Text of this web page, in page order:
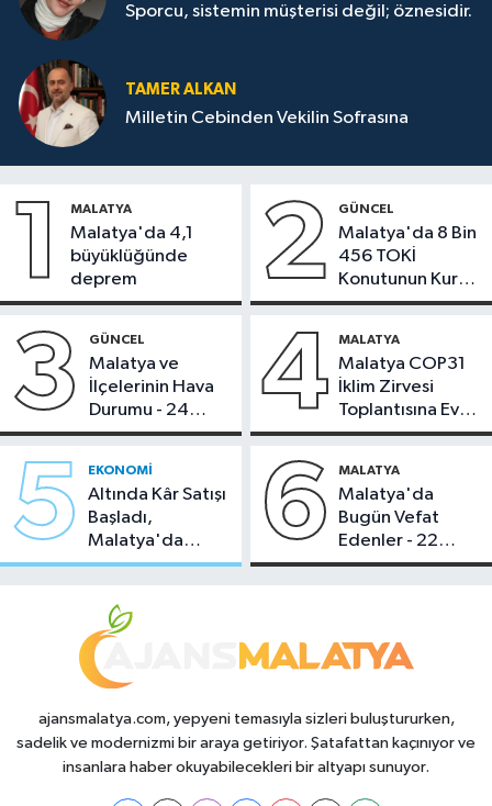
Sporcu, sistemin müşterisi değil; öznesidir.
TAMER ALKAN
Milletin Cebinden Vekilin Sofrasına
1 MALATYA
Malatya'da 4,1
büyüklüğünde
deprem
2 GÜNCEL
Malatya'da 8 Bin
456 TOKİ
Konutunun Kurası
Bugün Çekiliyor
3 GÜNCEL
Malatya ve
İlçelerinin Hava
Durumu - 24
Temmuz 2026
4 MALATYA
Malatya COP31
İklim Zirvesi
Toplantısına Ev
Sahipliği Yaptı
5 EKONOMI
Altında Kâr Satışı
Başladı,
Malatya'da
Makas Ne
6 MALATYA
Malatya'da
Bugün Vefat
Edenler - 22
Temmuz 2026
ajansmalatya.com, yepyeni temasıyla sizleri buluştururken,
sadelik ve modernizmi bir araya getiriyor. Şatafattan kaçınıyor ve
insanlara haber okuyabilecekleri bir altyapı sunuyor.